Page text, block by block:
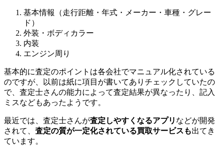
基本情報（走行距離・年式・メーカー・車種・グレー
ド）
外装・ボディカラー
内装
エンジン周り
基本的に査定のポイントは各会社でマニュアル化されている
のですが、以前は紙に項目が書いてありチェックしていたの
で、査定士さんの能力によって査定結果が異なったり、記入
ミスなどもあったようです。
最近では、査定士さんが査定しやすくなるアプリ などが開発
されて、 査定の質が一定化されている買取サービスも出てき
ています。